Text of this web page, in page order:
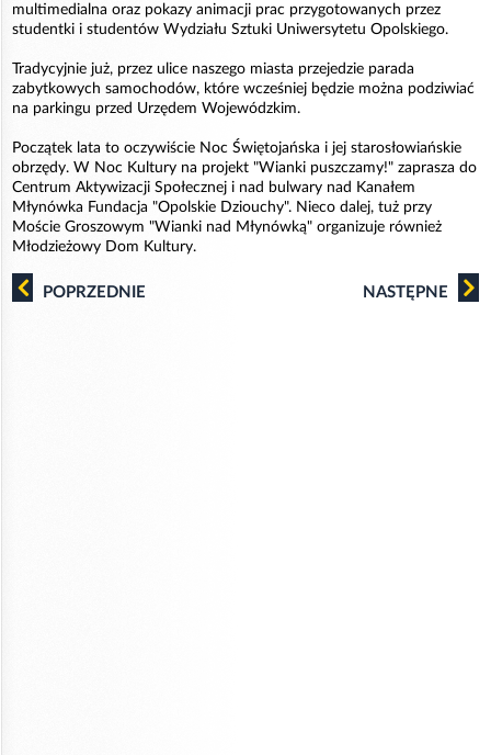
multimedialna oraz pokazy animacji prac przygotowanych przez
studentki i studentów Wydziału Sztuki Uniwersytetu Opolskiego.
Tradycyjnie już, przez ulice naszego miasta przejedzie parada
zabytkowych samochodów, które wcześniej będzie można podziwiać
na parkingu przed Urzędem Wojewódzkim.
Początek lata to oczywiście Noc Świętojańska i jej starosłowiańskie
obrzędy. W Noc Kultury na projekt "Wianki puszczamy!" zaprasza do
Centrum Aktywizacji Społecznej i nad bulwary nad Kanałem
Młynówka Fundacja "Opolskie Dziouchy". Nieco dalej, tuż przy
Moście Groszowym "Wianki nad Młynówką" organizuje również
Młodzieżowy Dom Kultury.
POPRZEDNIE NASTĘPNE